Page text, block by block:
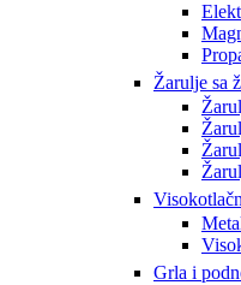
Žarulje sa
Grla i